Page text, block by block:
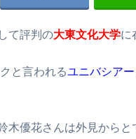
て評判の大東文化大学に
と言われるユニバシア
木優花さんは外見からと